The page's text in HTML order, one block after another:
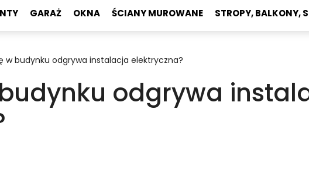
GARAŻ OKNA ŚCIANY MUROWANE STROPY, BALKONY,
w budynku odgrywa instalacja elektryczna?
odgrywa